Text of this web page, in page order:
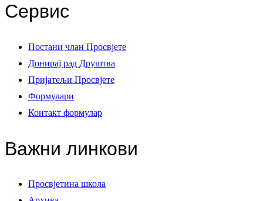
Сервис
Постани члан Просвјете
Донирај рад Друштва
Пријатељи Просвјете
Формулари
Контакт формулар
Важни линкови
Просвјетина школа